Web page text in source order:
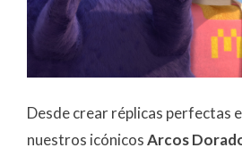
Desde crear réplicas perfectas
nuestros icónicosArcos